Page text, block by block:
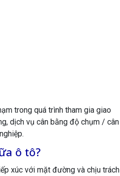
trong quá trình tham gia giao
dịch vụ cân bằng độ chụm / cân
ô tô?
xúc với mặt đường và chịu trách